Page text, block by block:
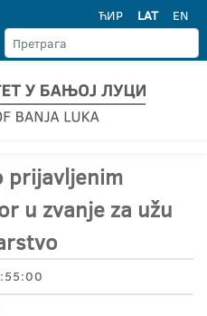
ЋИР LAT EN
prijavljenim
u zvanje za užu